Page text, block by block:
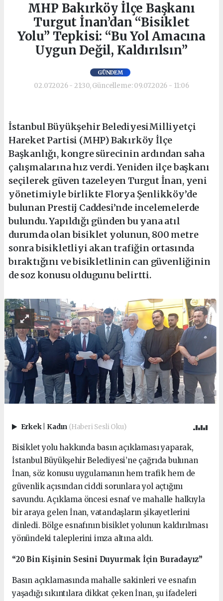
MHP Bakırköy İlçe Başkanı
Turgut İnan’dan “Bisiklet
Yolu” Tepkisi: “Bu Yol Amacına
Uygun Değil, Kaldırılsın”
GÜNDEM
02.07.2026 - 21:30, Güncelleme: 09.07.2026 - 11:06
İstanbul Büyükşehir BelediyesiMilliyetçi
Hareket Partisi (MHP) Bakırköy İlçe
Başkanlığı, kongre sürecinin ardından saha
çalışmalarına hız verdi. Yeniden ilçe başkanı
seçilerek güven tazeleyen Turgut İnan, yeni
yönetimiyle birlikte Florya Şenlikköy’de
bulunan Prestij Caddesi’nde incelemelerde
bulundu. Yapıldığı günden bu yana atıl
durumda olan bisiklet yolunun, 800 metre
sonra bisikletliyi akan trafiğin ortasında
bıraktığını ve bisikletlinin can güvenliğinin
de soz konusu oldugunu belirtti.
Erkek Kadın (Haberi Sesli Oku)
Bisiklet yolu hakkında basın açıklaması yaparak,
İstanbul Büyükşehir Belediyesi’ne çağrıda bulunan
İnan, söz konusu uygulamanın hem trafik hem de
güvenlik açısından ciddi sorunlara yol açtığını
savundu. Açıklama öncesi esnaf ve mahalle halkıyla
bir araya gelen İnan, vatandaşların şikayetlerini
dinledi. Bölge esnafının bisiklet yolunun kaldırılması
yönündeki taleplerini imza altına aldı.
“20 Bin Kişinin Sesini Duyurmak İçin Buradayız”
Basın açıklamasında mahalle sakinleri ve esnafın
yaşadığı sıkıntılara dikkat çeken İnan, şu ifadeleri